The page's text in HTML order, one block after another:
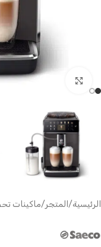
انقر للتكبير
الرئيسية/ المتجر/ماكينات